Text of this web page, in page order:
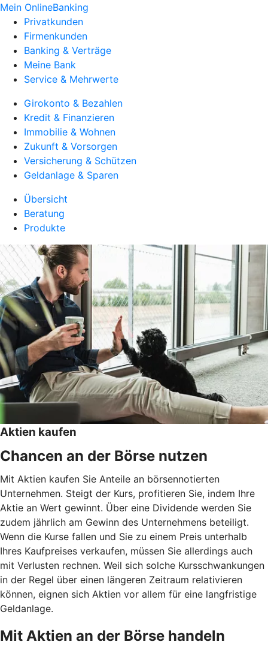
Mein OnlineBanking
Privatkunden
Firmenkunden
Banking & Verträge
Meine Bank
Service & Mehrwerte
Girokonto & Bezahlen
Kredit & Finanzieren
Immobilie & Wohnen
Zukunft & Vorsorgen
Versicherung & Schützen
Geldanlage & Sparen
Übersicht
Beratung
Produkte
Aktien kaufen
Chancen an der Börse nutzen
Mit Aktien kaufen Sie Anteile an börsennotierten
Unternehmen. Steigt der Kurs, profitieren Sie, indem Ihre
Aktie an Wert gewinnt. Über eine Dividende werden Sie
zudem jährlich am Gewinn des Unternehmens beteiligt.
Wenn die Kurse fallen und Sie zu einem Preis unterhalb
Ihres Kaufpreises verkaufen, müssen Sie allerdings auch
mit Verlusten rechnen. Weil sich solche Kursschwankungen
in der Regel über einen längeren Zeitraum relativieren
können, eignen sich Aktien vor allem für eine langfristige
Geldanlage.
Mit Aktien an der Börse handeln